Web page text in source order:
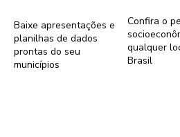
Baixe apresentações e
planilhas de dados
prontas do seu
municípios
Confira o
qualquer
Brasil